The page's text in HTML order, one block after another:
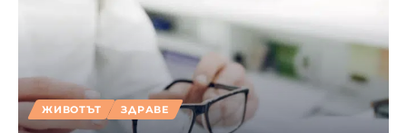
ЖИВОТЪТ ЗДРАВЕ